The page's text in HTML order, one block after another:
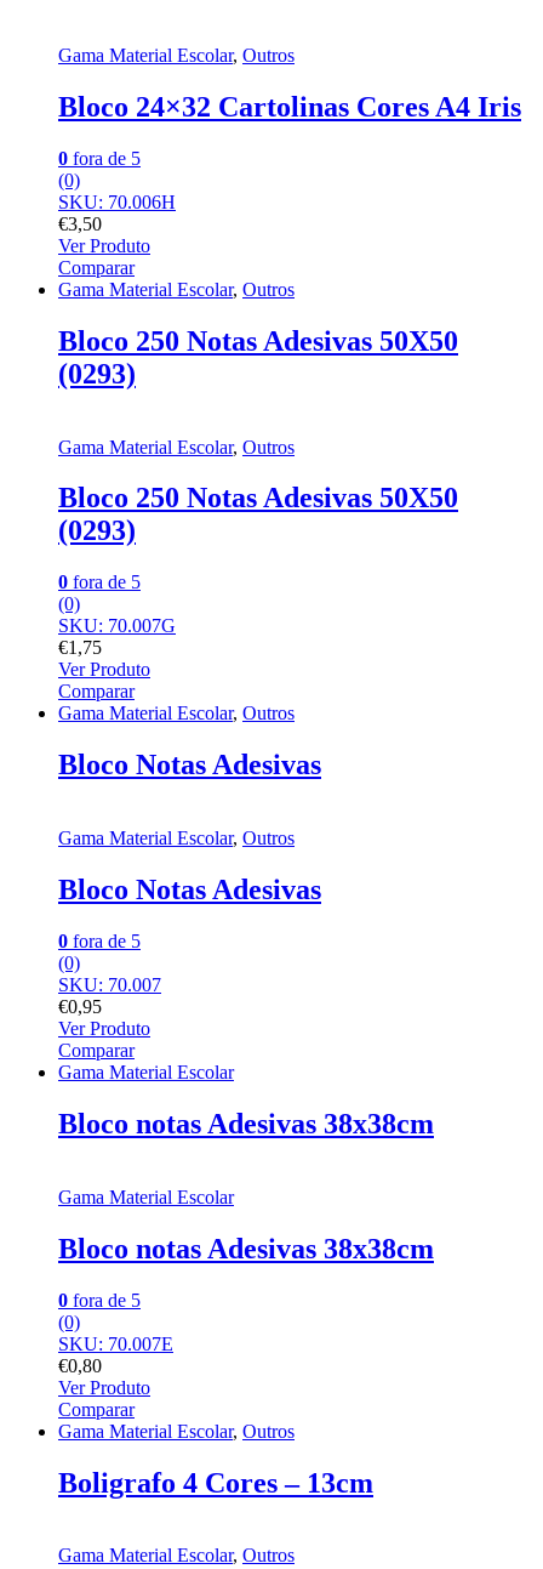
Gama Material Escolar, Outros
Bloco 24×32 Cartolinas Cores A4 Iris
0 fora de 5
(0)
SKU: 70.006H
€3,50
Ver Produto
Comparar
Gama Material Escolar, Outros
Bloco 250 Notas Adesivas 50X50
(0293)
Gama Material Escolar, Outros
Bloco 250 Notas Adesivas 50X50
(0293)
0 fora de 5
(0)
SKU: 70.007G
€1,75
Ver Produto
Comparar
Gama Material Escolar, Outros
Bloco Notas Adesivas
Gama Material Escolar, Outros
Bloco Notas Adesivas
0 fora de 5
(0)
SKU: 70.007
€0,95
Ver Produto
Comparar
Gama Material Escolar
Bloco notas Adesivas 38x38cm
Gama Material Escolar
Bloco notas Adesivas 38x38cm
0 fora de 5
(0)
SKU: 70.007E
€0,80
Ver Produto
Comparar
Gama Material Escolar, Outros
Boligrafo 4 Cores – 13cm
Gama Material Escolar, Outros